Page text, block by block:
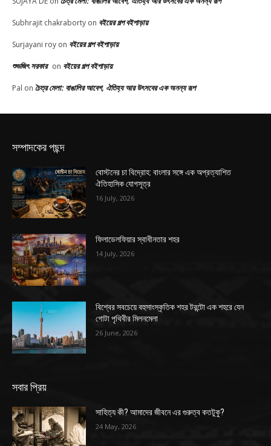
Subhrajit chakraborty on বইয়ের গল্প বইপাড়ায়
Surjayani roy on বইয়ের গল্প বইপাড়ায়
শুভজিৎ সরকার on বইয়ের গল্প বইপাড়ায়
Pal on চৈত্র মেলা: বাঙালির আবেগ, ঐতিহ্য আর উৎসবের এক অনন্য রূপ
সম্পাদকের পছন্দ
বোস্টনের চা বিদ্রোহ: বাংলার সঙ্গে এক অপ্রত্যাশিত
ঐতিহাসিক যোগসূত্র
16 July, 2026
ফিলাডেলফিয়ার স্বাধীনতার শহর
14 July, 2026
বিশ্বের সবচেয়ে বহুসাংস্কৃতিক শহর টরন্টো এক শহরে যেন
গোটা পৃথিবীর মিলনমেলা
26 June, 2026
সবার প্রিয়
সাহিত্য কী? আমাদের জীবনে এর গুরুত্ব কতটুকু?
24 May, 2026